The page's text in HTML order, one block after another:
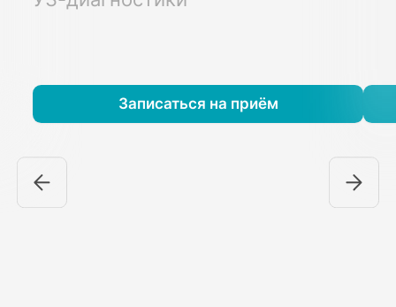
Записаться на приём